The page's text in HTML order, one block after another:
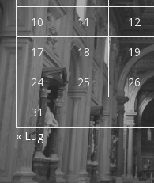
10
11 12
17
18 19
24
25 26
31
« Lug